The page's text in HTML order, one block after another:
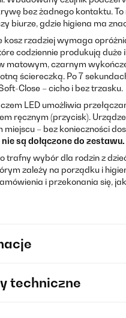
bez żadnego kontaktu.
biurze, gdzie higiena ma
kosz rzadziej wymaga
codziennie produkują duże
matowym, czarnym
ściereczką. Po 7
Close – cicho i bez trzasku.
LED umożliwia
ręcznym (przycisk).
– bez konieczności
są dołączone do zestawu.
trafny wybór dla rodzin z
zależy na porządku i
i przekonania się,
techniczne